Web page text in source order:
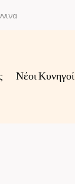
Νέοι Κυνηγοί